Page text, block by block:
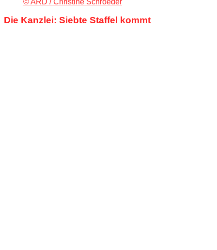
Die Kanzlei: Siebte Staffel kommt